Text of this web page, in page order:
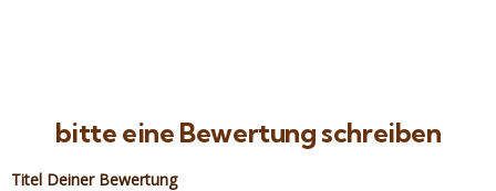
bitte eine Bewertung schreiben
Titel Deiner Bewertung